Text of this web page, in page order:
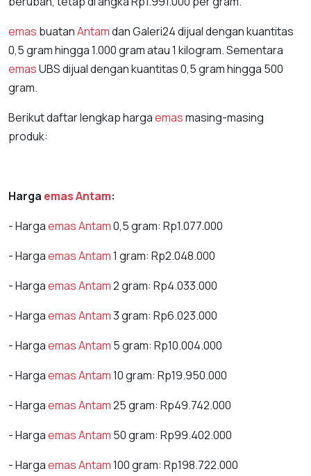
emas buatanAntamdan Galeri24 dijual dengan kuantitas
0,5 gram hingga 1.000 gram atau 1 kilogram. Sementara
emasUBS dijual dengan kuantitas 0,5 gram hingga 500
gram.
Berikut daftar lengkap hargaemasmasing-masing
produk:
Harga emasAntam:
- HargaemasAntam0,5 gram: Rp1.077.000
- HargaemasAntam1 gram: Rp2.048.000
- HargaemasAntam2 gram: Rp4.033.000
- HargaemasAntam3 gram: Rp6.023.000
- HargaemasAntam 5 gram: Rp10.004.000
- HargaemasAntam10 gram: Rp19.950.000⁠
- HargaemasAntam25 gram: Rp49.742.000
- HargaemasAntam 50 gram: Rp99.402.000
- HargaemasAntam100 gram: Rp198.722.000